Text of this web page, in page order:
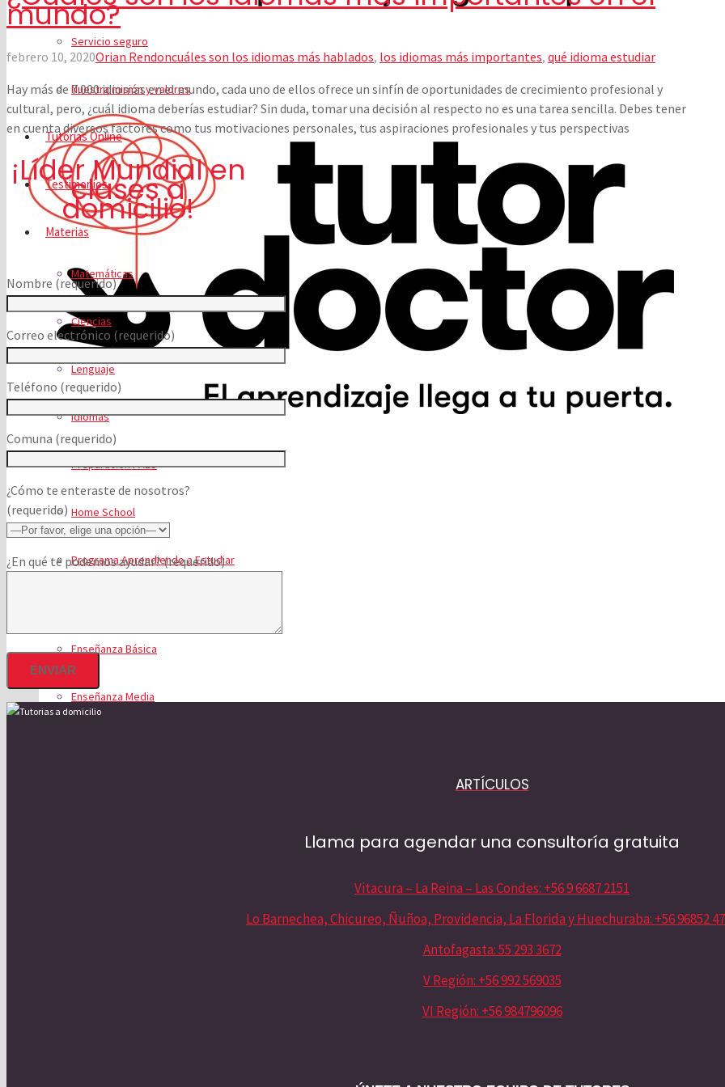
Servicio seguro
Nuestra misión y valores
Tutorías Online
Testimonios
Materias
Matemáticas
Ciencias
Lenguaje
Idiomas
Preparación PAES
Home School
Programa Aprendiendo a Estudiar
Enseñanza Básica
Enseñanza Media
mundo?
febrero 10, 2020Orian Rendoncuáles son los idiomas más hablados, los idiomas más importantes, qué idioma estudiar
Hay más de 7.000 idiomas en el mundo, cada uno de ellos ofrece un sinfín de oportunidades de crecimiento profesional y
cultural, pero, ¿cuál idioma deberías estudiar? Sin duda, tomar una decisión al respecto no es una tarea sencilla. Debes tener
en cuenta diversos factores como tus motivaciones personales, tus aspiraciones profesionales y tus perspectivas
¡Líder Mundial en
clases a
domicilio!
Nombre (requerido)
Correo electrónico (requerido)
Teléfono (requerido)
Comuna (requerido)
¿Cómo te enteraste de nosotros?
(requerido)
¿En qué te podemos ayudar? (requerido)
ARTÍCULOS
Llama para agendar una consultoría gratuita
Vitacura – La Reina – Las Condes: +56 9 6687 2151
Lo Barnechea, Chicureo, Ñuñoa, Providencia, La Florida y Huechuraba: +56 96852
Antofagasta: 55 293 3672
V Región: +56 992 569035
VI Región: +56 984796096